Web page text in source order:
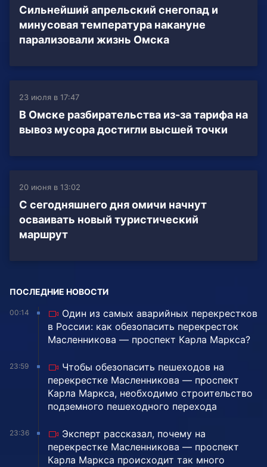
Сильнейший апрельский снегопад и
минусовая температура накануне
парализовали жизнь Омска
23 июля в 17:47
В Омске разбирательства из-за тарифа на
вывоз мусора достигли высшей точки
20 июня в 13:02
С сегодняшнего дня омичи начнут
осваивать новый туристический
маршрут
ПОСЛЕДНИЕ НОВОСТИ
00:14
Один из самых аварийных перекрестков
в России: как обезопасить перекресток
Масленникова — проспект Карла Маркса?
23:59
Чтобы обезопасить пешеходов на
перекрестке Масленникова — проспект
Карла Маркса, необходимо строительство
подземного пешеходного перехода
23:36
Эксперт рассказал, почему на
перекрестке Масленникова — проспект
Карла Маркса происходит так много